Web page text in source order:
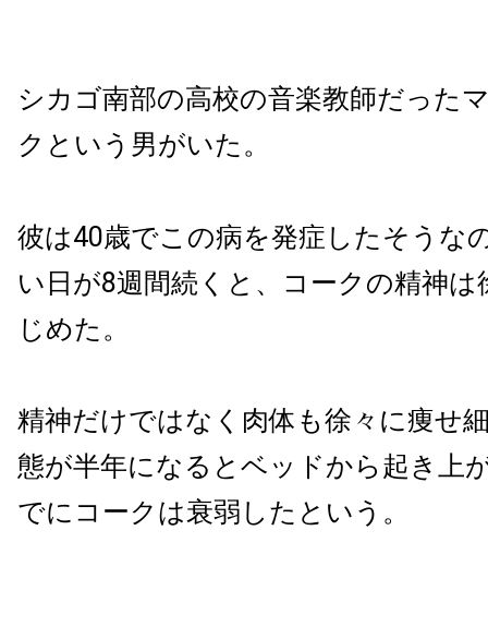
シカゴ南部の高校の音楽教師だった
クという男がいた。
彼は40歳でこの病を発症したそうな
い日が8週間続くと、コークの精神は
じめた。
精神だけではなく肉体も徐々に痩せ
態が半年になるとベッドから起き上
でにコークは衰弱したという。